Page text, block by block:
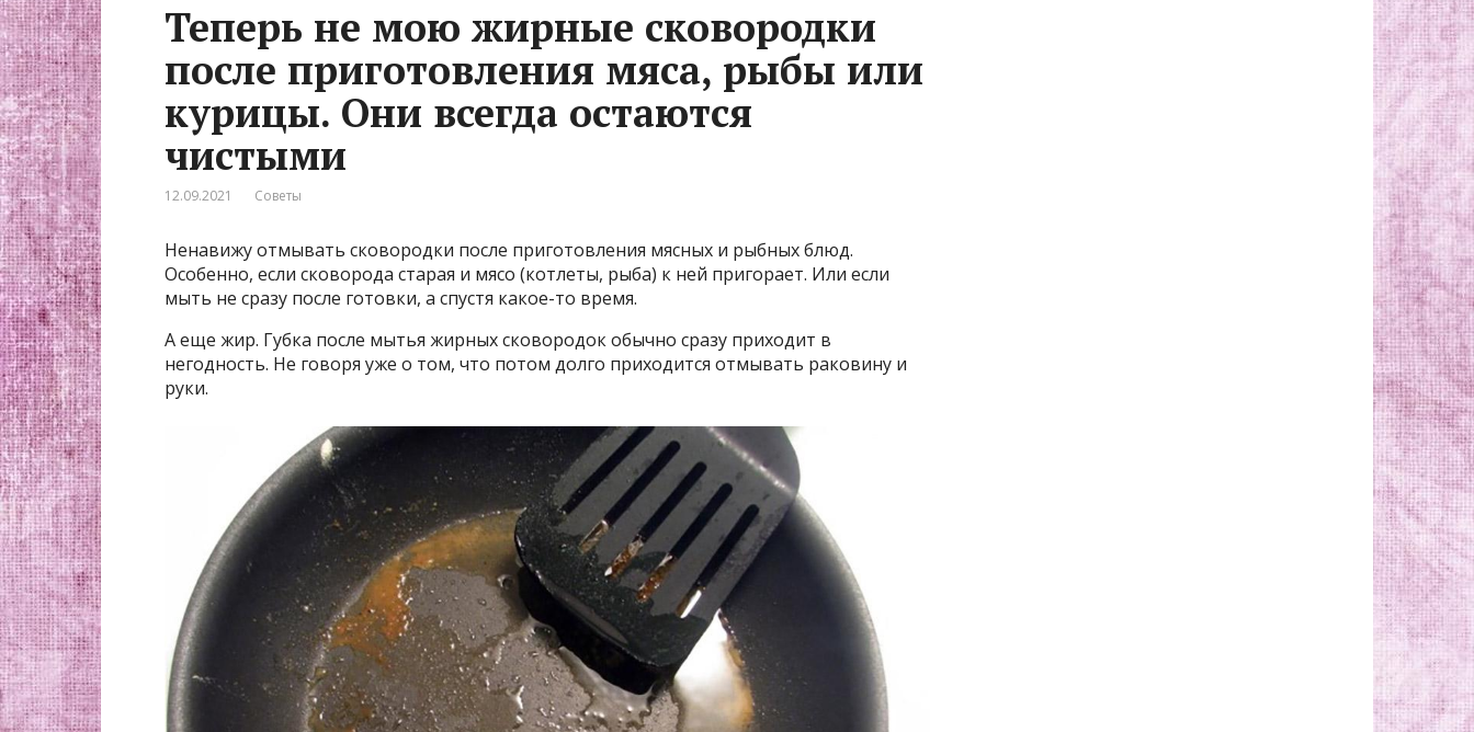
Теперь не мою жирные сковородки
после приготовления мяса, рыбы или
курицы. Они всегда остаются
чистыми
12.09.2021 Советы
Ненавижу отмывать сковородки после приготовления мясных и рыбных блюд.
Особенно, если сковорода старая и мясо (котлеты, рыба) к ней пригорает. Или если
мыть не сразу после готовки, а спустя какое-то время.
А еще жир. Губка после мытья жирных сковородок обычно сразу приходит в
негодность. Не говоря уже о том, что потом долго приходится отмывать раковину и
руки.